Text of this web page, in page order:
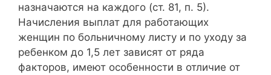
назначаются на каждого (ст. 81, п. 5).
Начисления выплат для работающих
женщин по больничному листу и по уходу за
ребенком до 1,5 лет зависят от ряда
факторов, имеют особенности в отличие от